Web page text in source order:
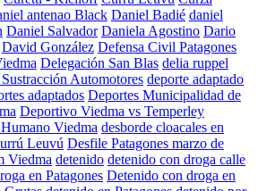
antenao Black Daniel Badié daniel
Daniel Salvador Daniela Agostino Dario
David González Defensa Civil Patagones
Delegación San Blas delia ruppel
Automotores deporte adaptado
adaptados Deportes Municipalidad de
Deportivo Viedma vs Temperley
Viedma desborde cloacales en
Leuvú Desfile Patagones marzo de
Viedma detenido detenido con droga calle
en Patagones Detenido con droga en